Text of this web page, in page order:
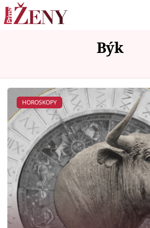
Inspekce Prostřeno!
Témata
Celebrity
Vztahy
Seriály
Horoskopy
Býk
HOROSKOPY